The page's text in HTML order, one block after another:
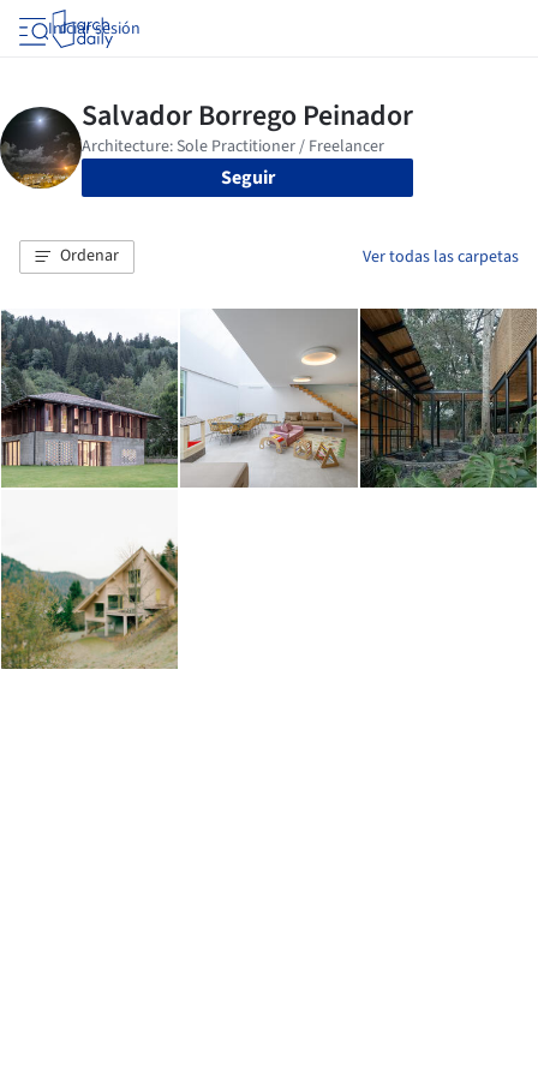
Iniciar sesión
Seguir
Ordenar Ver todas las carpetas